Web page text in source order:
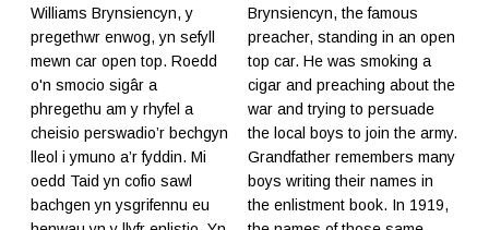
Williams Brynsiencyn, y
pregethwr enwog, yn sefyll
mewn car open top. Roedd
o'n smocio sigâr a
phregethu am y rhyfel a
cheisio perswadio’r bechgyn
lleol i ymuno a’r fyddin. Mi
oedd Taid yn cofio sawl
bachgen yn ysgrifennu eu
Brynsiencyn, the famous
preacher, standing in an open
top car. He was smoking a
cigar and preaching about the
war and trying to persuade
the local boys to join the army.
Grandfather remembers many
boys writing their names in
the enlistment book. In 1919,